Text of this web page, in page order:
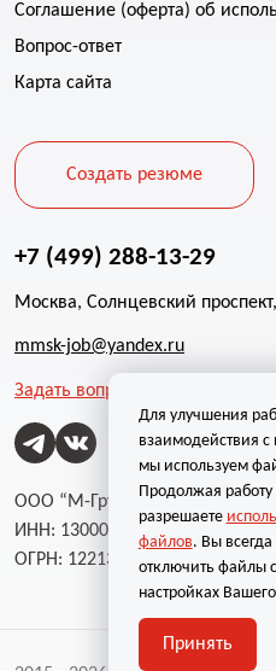
Соглашение (оферта) об
Вопрос-ответ
Карта сайта
Создать резюме
+7 (499) 288-13-29
Москва, Солнцевский
mmsk-job@yandex.ru
Задать вопрос
ООО “М-Групп”
ИНН: 1300002787
ОГРН: 1221300004232
Для улучшения
взаимодействия с
мы используем
Продолжая
разрешаете
файлов. Вы
отключить файлы
настройках
Принять